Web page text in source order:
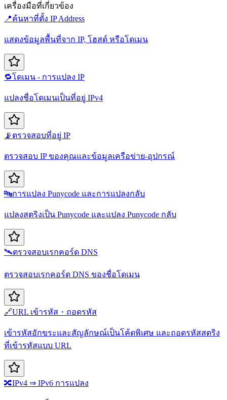
เครื่องมือที่เกี่ยวข้อง
📍ค้นหาที่ตั้ง IP Address
แสดงข้อมูลพื้นที่จาก IP, โฮสต์ หรือโดเมน
🔁โดเมน - การแปลง IP
แปลงชื่อโดเมนเป็นที่อยู่ IPv4
📡 ตรวจสอบที่อยู่ IP
ตรวจสอบ IP ของคุณและข้อมูลเครือข่าย-อุปกรณ์
🔤การแปลง Punycode และการแปลงกลับ
แปลงสตริงเป็น Punycode และแปลง Punycode กลับ
🛰️ตรวจสอบเรกคอร์ด DNS
ตรวจสอบเรกคอร์ด DNS ของชื่อโดเมน
🔗URL เข้ารหัส・ถอดรหัส
เข้ารหัสอักขระและสัญลักษณ์เป็นโค้ดพิเศษ และถอดรหัสสตริง
ที่เข้ารหัสแบบ URL
🔀IPv4 ⇒ IPv6 การแปลง